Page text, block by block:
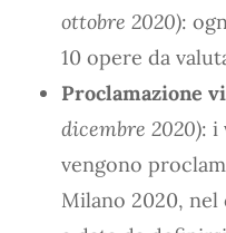
ottobre 2020):
10 opere da
Proclamazione
dicembre 2020): i
vengono
Milano 2020, nel